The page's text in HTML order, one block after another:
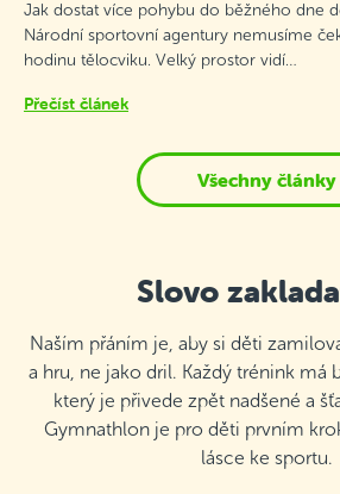
Jak dostat více pohybu do běžného dne
Národní sportovní agentury nemusíme
hodinu tělocviku. Velký prostor vidí…
Přečíst článek
Všechny články
Slovo
Naším přáním je, aby si děti
a hru, ne jako dril. Každý trénink má
který je přivede zpět nadšené a
Gymnathlon je pro děti prvním
lásce ke sportu.